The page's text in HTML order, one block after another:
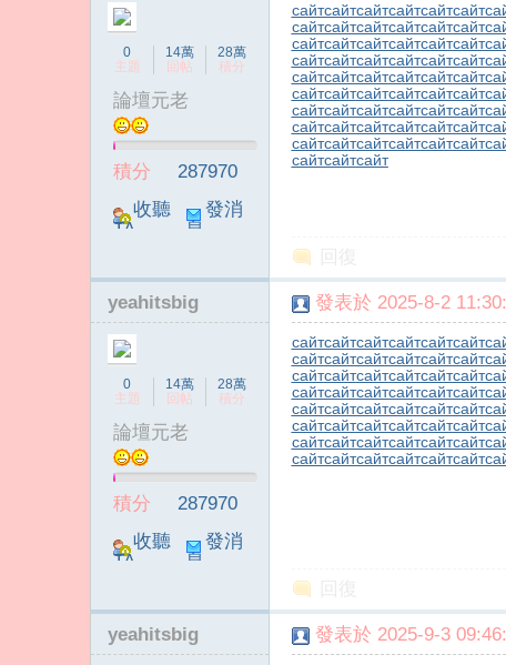
0
主題
14萬
回帖
28萬
積分
論壇元老
積分
287970
收聽
TA
發消
息
сайтсайтсайтсайтсайтсайт
сайтсайтсайтсайтсайтсайт
сайтсайтсайтсайтсайтсайт
сайтсайтсайтсайтсайтсайт
сайтсайтсайтсайтсайтсайт
сайтсайтсайтсайтсайтсайт
сайтсайтсайтсайтсайтсайт
сайтсайтсайтсайтсайтсайт
сайтсайтсайтсайтсайтсайт
сайтсайтсайт
yeahitsbig
0
主題
14萬
回帖
28萬
積分
論壇元老
積分
287970
收聽
TA
發消
息
發表於 2025-8-2
сайтсайтсайтсайтсайтсайт
сайтсайтсайтсайтсайтсайт
сайтсайтсайтсайтсайтсайт
сайтсайтсайтсайтсайтсайт
сайтсайтсайтсайтсайтсайт
сайтсайтсайтсайтсайтсайт
сайтсайтсайтсайтсайтсайт
сайтсайтсайтсайтсайтсайт
yeahitsbig 發表於 2025-9-3